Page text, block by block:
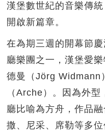
漢堡數世紀的音樂傳
開啟新篇章。
在為期三週的開幕節
廳樂團之一，漢堡愛
德曼（Jörg Widmann
（Arche）。因為外
廳比喻為方舟，作品
撒、尼采、席勒等多